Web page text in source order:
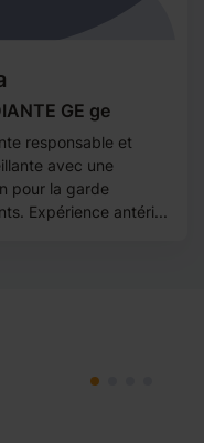
GE ge
responsable et
avec une
pour la garde
Expérience antéri...